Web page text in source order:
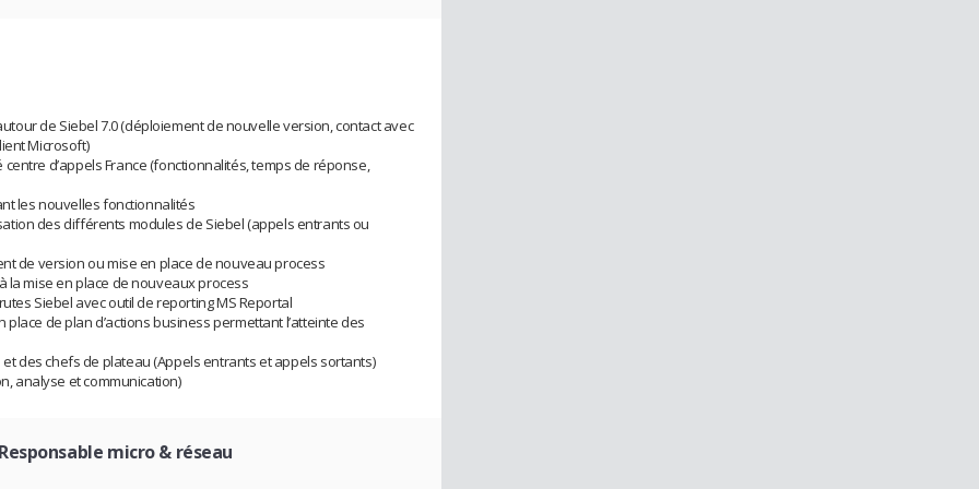
de Siebel 7.0 (déploiement de nouvelle version, contact avec
Microsoft)
centre d’appels France (fonctionnalités, temps de réponse,
les nouvelles fonctionnalités
des différents modules de Siebel (appels entrants ou
de version ou mise en place de nouveau process
la mise en place de nouveaux process
Siebel avec outil de reporting MS Reportal
de plan d’actions business permettant l’atteinte des
des chefs de plateau (Appels entrants et appels sortants)
analyse et communication)
micro & réseau